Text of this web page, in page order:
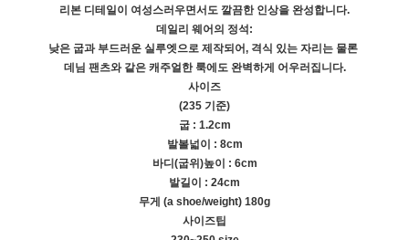
리본 디테일이 여성스러우면서도 깔끔한 인상을 완성합니다.
데일리 웨어의 정석:
낮은 굽과 부드러운 실루엣으로 제작되어, 격식 있는 자리는 물론
데님 팬츠와 같은 캐주얼한 룩에도 완벽하게 어우러집니다.
사이즈
(235 기준)
굽 : 1.2cm
발볼넓이 : 8cm
바디(굽위)높이 : 6cm
발길이 : 24cm
무게 (a shoe/weight) 180g
사이즈팁